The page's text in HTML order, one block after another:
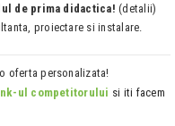
de prima didactica! (detalii)
proiectare si instalare.
oferta personalizata!
ul competitorului si iti facem